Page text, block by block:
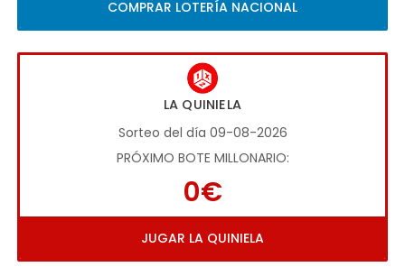
COMPRAR LOTERÍA NACIONAL
LA QUINIELA
Sorteo del día 09-08-2026
PRÓXIMO BOTE MILLONARIO:
0€
JUGAR LA QUINIELA